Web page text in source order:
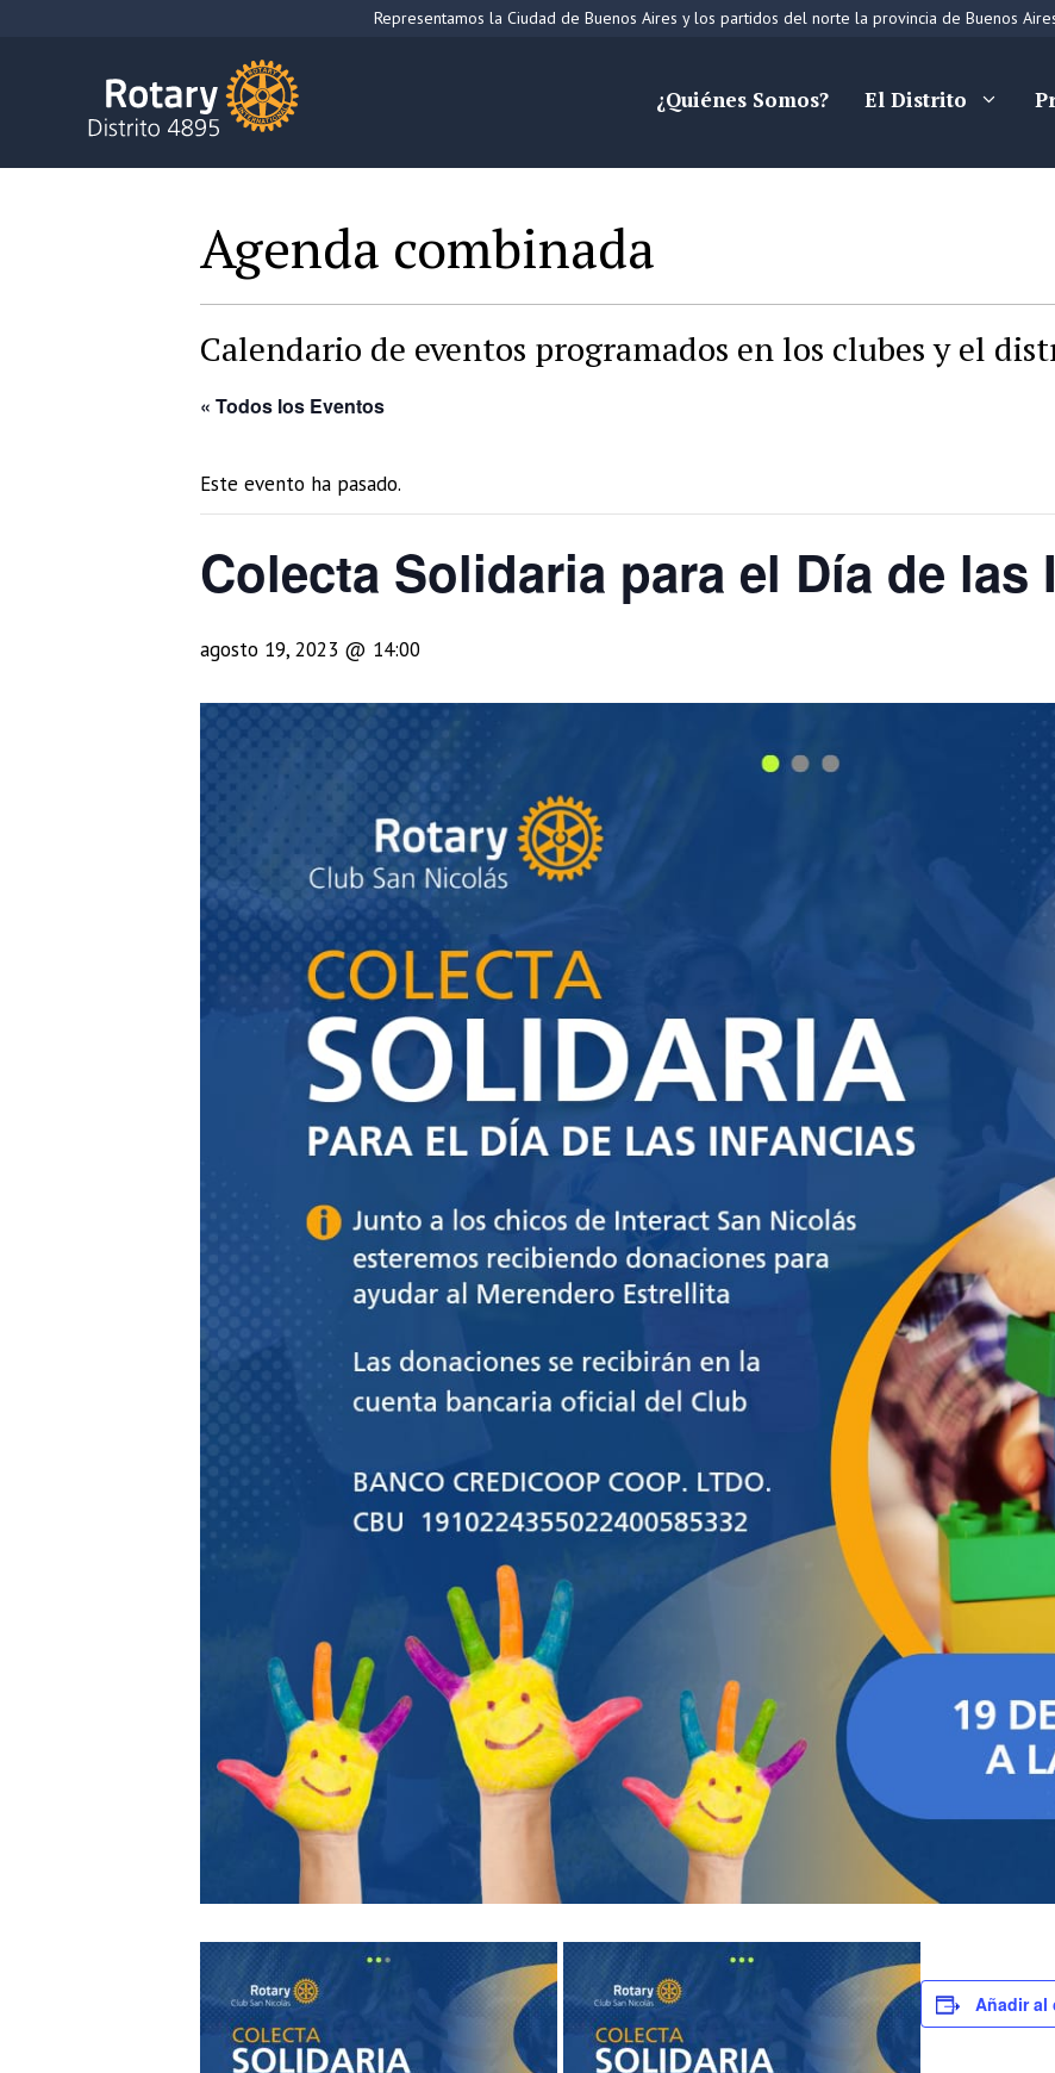
Representamos la Ciudad de Buenos Aires y los partidos del norte la provincia de Buenos
¿Quiénes Somos? El Distrito
Agenda combinada
Calendario de eventos programados en los clubes y el
« Todos los Eventos
Este evento ha pasado.
Colecta Solidaria para el Día de las
agosto 19, 2023 @ 14:00
Añadir al